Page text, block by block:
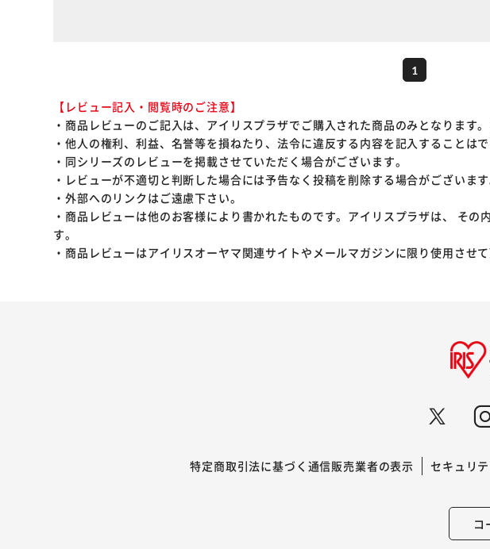
1
【レビュー記入・閲覧時のご注意】
・商品レビューのご記入は、アイリスプラザでご購入された商品のみとなります
・他人の権利、利益、名誉等を損ねたり、法令に違反する内容を記入することは
・同シリーズのレビューを掲載させていただく場合がございます。
・レビューが不適切と判断した場合には予告なく投稿を削除する場合がございます
・外部へのリンクはご遠慮下さい。
・商品レビューは他のお客様により書かれたものです。アイリスプラザは、 そ
す。
・商品レビューはアイリスオーヤマ関連サイトやメールマガジンに限り使用させ
特定商取引法に基づく通信販売業者の表示 セキュリ
コ